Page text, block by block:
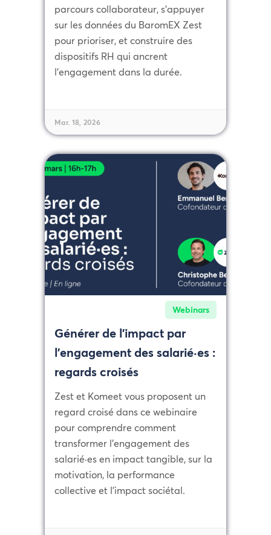
parcours collaborateur, s'appuyer
sur les données du BaromEX Zest
pour prioriser, et construire des
dispositifs RH qui ancrent
l'engagement dans la durée.
Mar. 18, 2026
Webinars
Générer de l’impact par
l’engagement des salarié·es :
regards croisés
Zest et Komeet vous proposent un
regard croisé dans ce webinaire
pour comprendre comment
transformer l’engagement des
salarié·es en impact tangible, sur la
motivation, la performance
collective et l’impact sociétal.